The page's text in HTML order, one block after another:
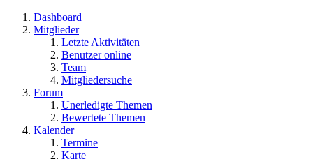
Dashboard
Mitglieder
Letzte Aktivitäten
Benutzer online
Team
Mitgliedersuche
Forum
Unerledigte Themen
Bewertete Themen
Kalender
Termine
Karte